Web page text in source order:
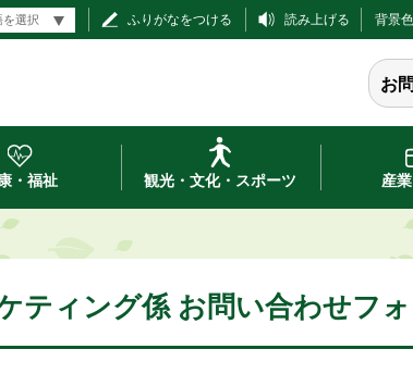
ふりがなをつける 読み上げる 背景色
お
・福祉 観光・文化・スポーツ 産
ティング係 お問い合わせフ